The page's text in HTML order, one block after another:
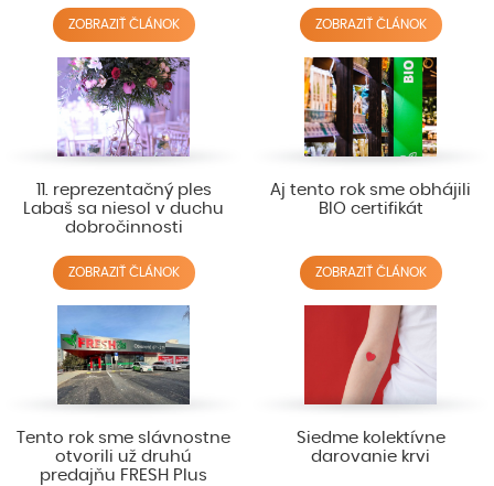
ZOBRAZIŤ ČLÁNOK ZOBRAZIŤ ČLÁNOK
11. reprezentačný ples
Labaš sa niesol v duchu
dobročinnosti
ZOBRAZIŤ ČLÁNOK
Aj tento rok sme obhájili
BIO certifikát
ZOBRAZIŤ ČLÁNOK
Tento rok sme slávnostne
otvorili už druhú
predajňu FRESH Plus
Siedme kolektívne
darovanie krvi